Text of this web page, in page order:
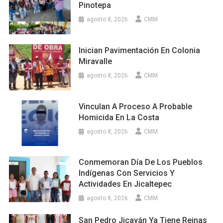
Pinotepa
agosto 8, 2026 CMM
Inician Pavimentación En Colonia
Miravalle
agosto 8, 2026 CMM
Vinculan A Proceso A Probable
Homicida En La Costa
agosto 8, 2026 CMM
Conmemoran Día De Los Pueblos
Indígenas Con Servicios Y
Actividades En Jicaltepec
agosto 8, 2026 CMM
San Pedro Jicayán Ya Tiene Reinas